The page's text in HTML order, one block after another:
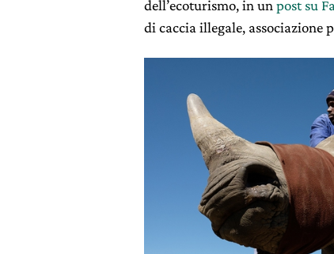
dell’ecoturismo, in un post su
di caccia illegale, associazione